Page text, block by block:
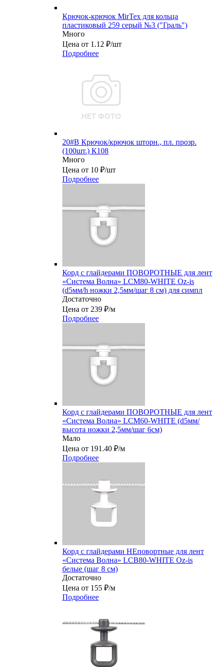
Крючок-крючок MirTex для кольца
пластиковый 259 серый №3 ("Граль")
Много
Цена от 1.12 ₽/шт
Подробнее
20#B Крючок/крючок шторн., пл. прозр.
(100шт.) К108
Много
Цена от 10 ₽/шт
Подробнее
Корд с глайдерами ПОВОРОТНЫЕ для лент
«Система Волна» LCM80-WHITE Oz-is
(d5мм/h ножки 2,5мм/шаг 8 см) для симпл
Достаточно
Цена от 239 ₽/м
Подробнее
Корд с глайдерами ПОВОРОТНЫЕ для лент
«Система Волна» LCM60-WHITE (d5мм/
высота ножки 2,5мм/шаг 6см)
Мало
Цена от 191.40 ₽/м
Подробнее
Корд с глайдерами НЕповортные для лент
«Система Волна» LCB80-WHITE Oz-is
белые (шаг 8 см)
Достаточно
Цена от 155 ₽/м
Подробнее